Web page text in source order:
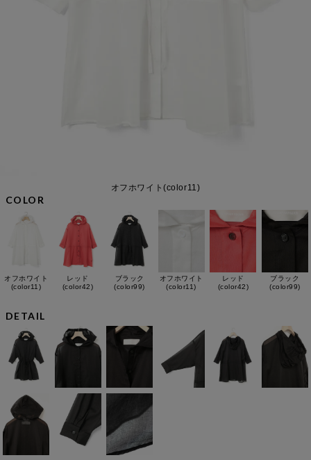
オフホワイト(color11)
COLOR
オフホワイト
(color11)
レッド
(color42)
ブラック
(color99)
オフホワイト
(color11)
レッド
(color42)
ブラック
(color99)
DETAIL